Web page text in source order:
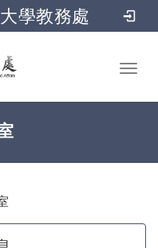
學教務處
容